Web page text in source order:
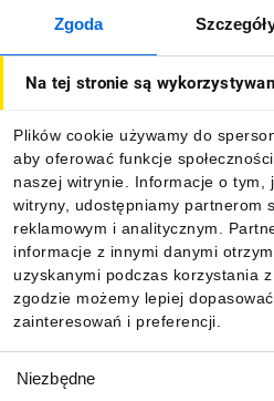
Zgoda
Na tej stronie są
Plików cookie używamy do
aby oferować funkcje
naszej witrynie. Informacje o tym,
witryny, udostępniamy partnerom
reklamowym i analitycznym.
informacje z innymi danymi
uzyskanymi podczas korzystania
zgodzie możemy lepiej
zainteresowań i preferencji.
zgody
Niezbędne
O firmie
Informacje
Pobierz naszą